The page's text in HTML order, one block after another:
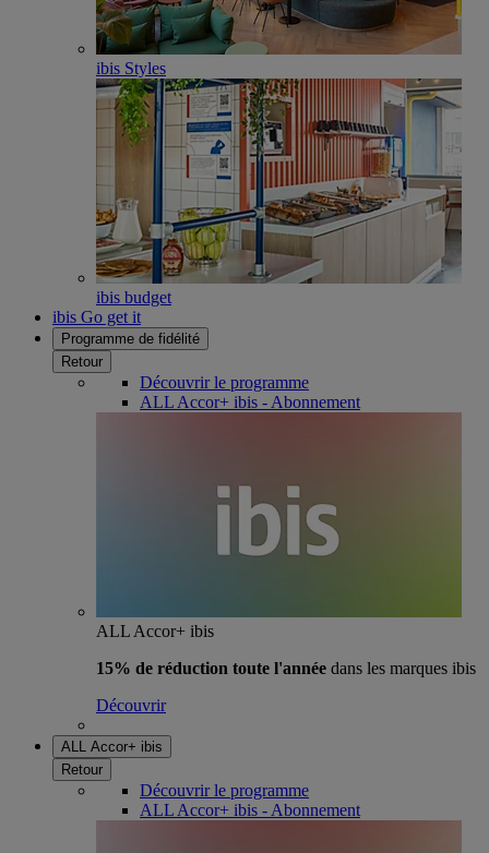
ibis Styles
ibis budget
ibis Go get it
Programme de fidélité
Retour
Découvrir le programme
ALL Accor+ ibis - Abonnement
ALL Accor+ ibis
15% de réduction toute l'année dans les marques ibis
Découvrir
ALL Accor+ ibis
Retour
Découvrir le programme
ALL Accor+ ibis - Abonnement